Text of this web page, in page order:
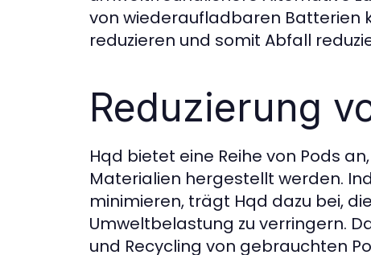
von wiederaufladbaren Batterien
reduzieren und somit Abfall
Reduzierung
Hqd bietet eine Reihe von Pods
Materialien hergestellt werden.
minimieren, trägt Hqd dazu bei,
Umweltbelastung zu verringern.
und Recycling von gebrauchten